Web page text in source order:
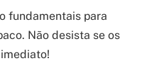
fundamentais para
Não desista se os